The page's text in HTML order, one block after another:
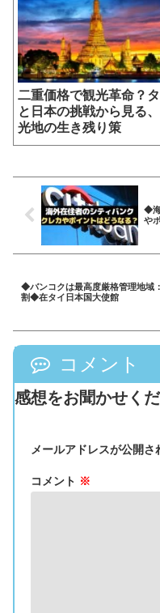
二重価格で観光革命？
と日本の挑戦から見る
光地の生き残り策
◆海
や
◆バンコクは最高度厳格管理地域
割◆在タイ日本国大使館
コメント
感想をお聞かせくだ
メールアドレスが公開さ
コメント ※